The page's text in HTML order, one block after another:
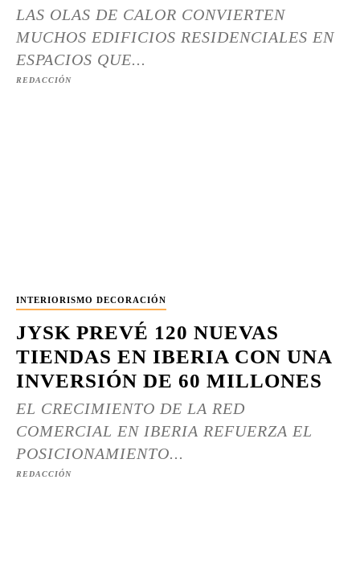
LAS OLAS DE CALOR CONVIERTEN
MUCHOS EDIFICIOS RESIDENCIALES EN
ESPACIOS QUE...
REDACCIÓN
INTERIORISMO DECORACIÓN
JYSK PREVÉ 120 NUEVAS
TIENDAS EN IBERIA CON UNA
INVERSIÓN DE 60 MILLONES
EL CRECIMIENTO DE LA RED
COMERCIAL EN IBERIA REFUERZA EL
POSICIONAMIENTO...
REDACCIÓN